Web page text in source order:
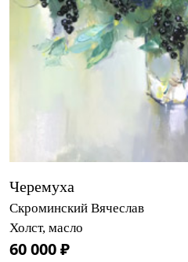
Черемуха
Скроминский Вячеслав
Холст, масло
60 000 ₽